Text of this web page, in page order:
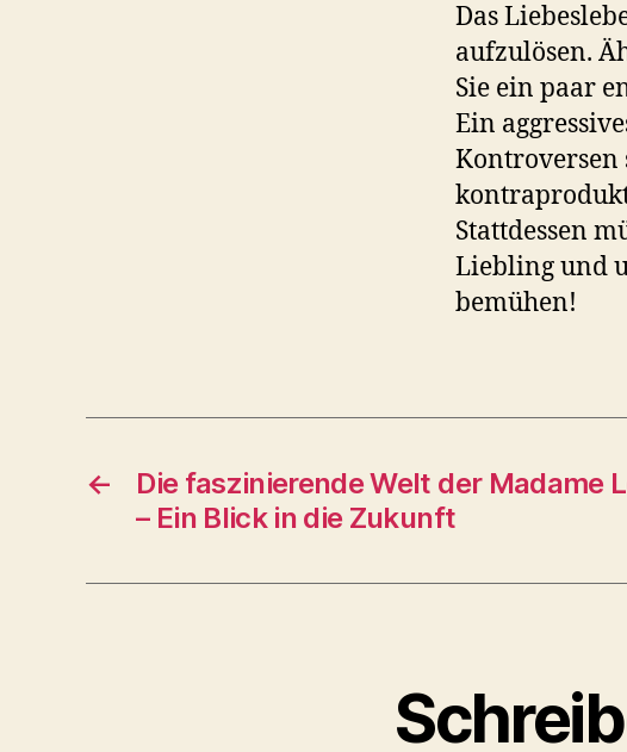
Das
aufzulösen.
Sie ein paar
Ein
Kontroversen
Stattdessen
Liebling und
bemühen!
←
Die faszinierende Welt der Madame
– Ein Blick in die Zukunft